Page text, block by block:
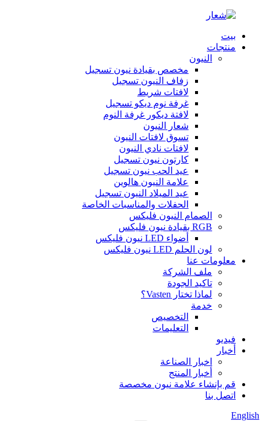
بيت
منتجات
النيون
مخصص بقيادة نيون تسجيل
زفاف النيون تسجيل
لافتات شريط
غرفة نوم ديكو تسجيل
لافتة ديكور غرفة النوم
شعار النيون
تسوق لافتات النيون
لافتات نادي النيون
كارتون نيون تسجيل
عيد الحب نيون تسجيل
علامة النيون هالوين
عيد الميلاد النيون تسجيل
الحفلات والمناسبات الخاصة
الصمام النيون فليكس
RGB بقيادة نيون فليكس
أضواء LED نيون فليكس
لون الحلم LED نيون فليكس
معلومات عنا
ملف الشركة
تاكيد الجودة
لماذا تختار Vasten؟
خدمة
التخصيص
التعليمات
فيديو
أخبار
اخبار الصناعة
أخبار المنتج
قم بإنشاء علامة نيون مخصصة
اتصل بنا
English